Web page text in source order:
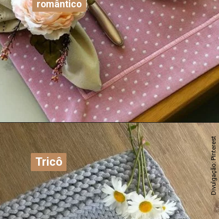
romântico
romântico
Divulgação: Pinterest
Tricô
Tricô